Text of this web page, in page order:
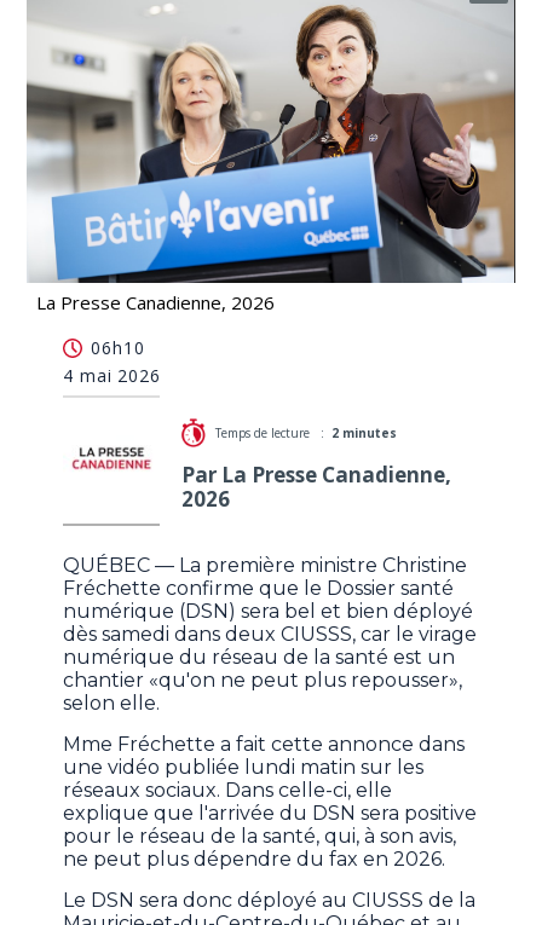
La Presse Canadienne, 2026
déployé dans deux CIUSSS dès samedi
06h10
4 mai 2026
Temps de lecture : 2 minutes
Par La Presse Canadienne,
2026
QUÉBEC — La première ministre Christine
Fréchette confirme que le Dossier santé
numérique (DSN) sera bel et bien déployé
dès samedi dans deux CIUSSS, car le virage
numérique du réseau de la santé est un
chantier «qu'on ne peut plus repousser»,
selon elle.
Mme Fréchette a fait cette annonce dans
une vidéo publiée lundi matin sur les
réseaux sociaux. Dans celle-ci, elle
explique que l'arrivée du DSN sera positive
pour le réseau de la santé, qui, à son avis,
ne peut plus dépendre du fax en 2026.
Le DSN sera donc déployé au CIUSSS de la